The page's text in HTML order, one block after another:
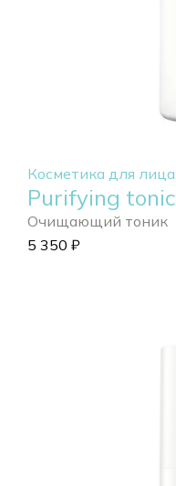
Косметика для лица
Purifying tonic
Очищающий тоник
5 350 ₽